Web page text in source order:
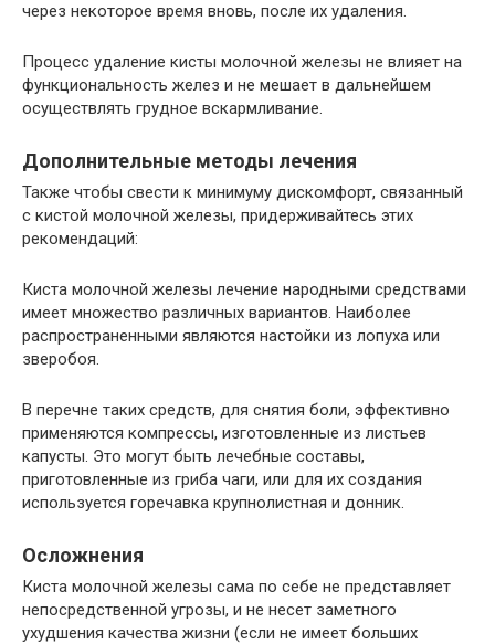
через некоторое время вновь, после их удаления.
Процесс удаление кисты молочной железы не влияет на
функциональность желез и не мешает в дальнейшем
осуществлять грудное вскармливание.
Дополнительные методы лечения
Также чтобы свести к минимуму дискомфорт, связанный
с кистой молочной железы, придерживайтесь этих
рекомендаций:
Киста молочной железы лечение народными средствами
имеет множество различных вариантов. Наиболее
распространенными являются настойки из лопуха или
зверобоя.
В перечне таких средств, для снятия боли, эффективно
применяются компрессы, изготовленные из листьев
капусты. Это могут быть лечебные составы,
приготовленные из гриба чаги, или для их создания
используется горечавка крупнолистная и донник.
Осложнения
Киста молочной железы сама по себе не представляет
непосредственной угрозы, и не несет заметного
ухудшения качества жизни (если не имеет больших